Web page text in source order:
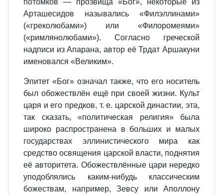
потомков — прозвища «Бог», некоторые из
Арташесидов назывались «Филэллинами»
(«греколюбами») или «Филоромеями»
(«римлянолюбами»). Согласно греческой
надписи из Апарана, автор её Трдат Аршакуни
именовался «Великим».
Эпитет «Бог» означал также, что его носитель
был обожествлён ещё при своей жизни. Культ
царя и его предков, т. е. царской династии, эта,
так сказать, «политическая религия» была
широко распространена в больших и малых
государствах эллинистического мира как
средство освящения царской власти, поднятия
её авторитета. Обожествлённые цари нередко
уподоблялись каким‐нибудь классическим
божествам, например, Зевсу или Аполлону